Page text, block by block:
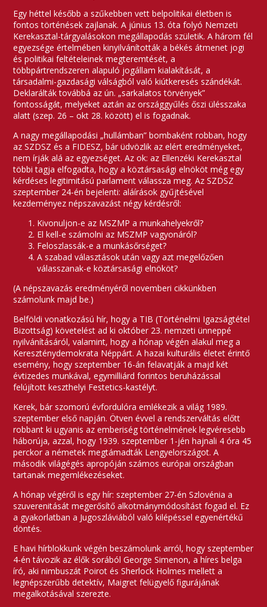
Egy héttel később a szűkebben vett belpolitikai életben is
fontos történések zajlanak. A június 13. óta folyó Nemzeti
Kerekasztal-tárgyalásokon megállapodás születik. A három fél
egyezsége értelmében kinyilvánították a békés átmenet jogi
és politikai feltételeinek megteremtését, a
többpártrendszeren alapuló jogállam kialakítását, a
társadalmi-gazdasági válságból való kiútkeresés szándékát.
Deklarálták továbbá az ún. „sarkalatos törvények”
fontosságát, melyeket aztán az országgyűlés őszi ülésszaka
alatt (szep. 26 – okt 28. között) el is fogadnak.
A nagy megállapodási „hullámban” bombaként robban, hogy
az SZDSZ és a FIDESZ, bár üdvözlik az elért eredményeket,
nem írják alá az egyezséget. Az ok: az Ellenzéki Kerekasztal
többi tagja elfogadta, hogy a köztársasági elnököt még egy
kérdéses legitimitású parlament válassza meg. Az SZDSZ
szeptember 24-én bejelenti: aláírások gyűjtésével
kezdeményez népszavazást négy kérdésről:
Kivonuljon-e az MSZMP a munkahelyekről?
El kell-e számolni az MSZMP vagyonáról?
Feloszlassák-e a munkásőrséget?
A szabad választások után vagy azt megelőzően
válasszanak-e köztársasági elnököt?
(A népszavazás eredményéről novemberi cikkünkben
számolunk majd be.)
Belföldi vonatkozású hír, hogy a TIB (Történelmi Igazságtétel
Bizottság) követelést ad ki október 23. nemzeti ünneppé
nyilvánításáról, valamint, hogy a hónap végén alakul meg a
Kereszténydemokrata Néppárt. A hazai kulturális életet érintő
esemény, hogy szeptember 16-án felavatják a majd két
évtizedes munkával, egymilliárd forintos beruházással
felújított keszthelyi Festetics-kastélyt.
Kerek, bár szomorú évfordulóra emlékezik a világ 1989.
szeptember első napján. Ötven évvel a rendszerváltás előtt
robbant ki ugyanis az emberiség történelmének legvéresebb
háborúja, azzal, hogy 1939. szeptember 1-jén hajnali 4 óra 45
perckor a németek megtámadták Lengyelországot. A
második világégés apropóján számos európai országban
tartanak megemlékezéseket.
A hónap végéről is egy hír: szeptember 27-én Szlovénia a
szuverenitását megerősítő alkotmánymódosítást fogad el. Ez
a gyakorlatban a Jugoszláviából való kilépéssel egyenértékű
döntés.
E havi hírblokkunk végén beszámolunk arról, hogy szeptember
4-én távozik az élők sorából George Simenon, a híres belga
író, aki nimbuszát Poirot és Sherlock Holmes mellett a
legnépszerűbb detektív, Maigret felügyelő figurájának
megalkotásával szerezte.